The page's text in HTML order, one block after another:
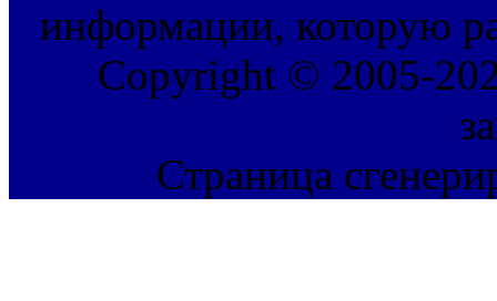
информации, которую
Copyright © 2005-
Страница